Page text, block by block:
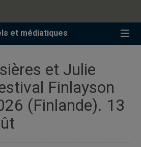
et médiatiques
et Julie
Finlayson
(Finlande). 13